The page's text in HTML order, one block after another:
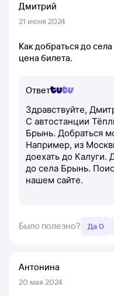
Дмитрий
21 июня 2024
Как добраться до
цена билета.
Ответ
Здравствуйте,
С автостанции
Брынь. Добраться
Например, из
доехать до Калуги.
до села Брынь.
нашем сайте.
Было полезно? Да 0
Антонина
20 мая 2024